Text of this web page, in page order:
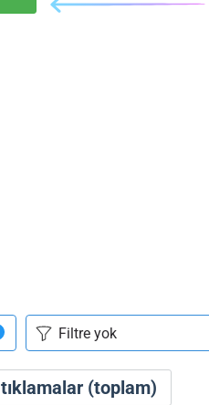
tıklamalar (toplam)